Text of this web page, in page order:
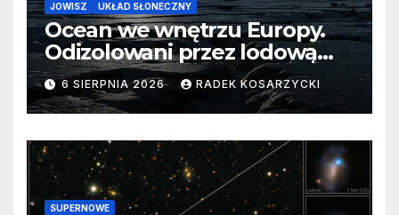
JOWISZ UKŁAD SŁONECZNY
Ocean we wnętrzu Europy.
Odizolowani przez lodową
barierę
6 SIERPNIA 2026 RADEK KOSARZYCKI
SUPERNOWE